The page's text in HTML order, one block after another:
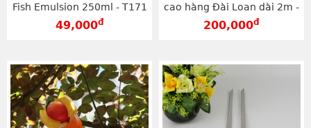
Fish Emulsion 250ml - T171
49,000đ
cao hàng Đài Loan dài 2m -
D108
200,000đ